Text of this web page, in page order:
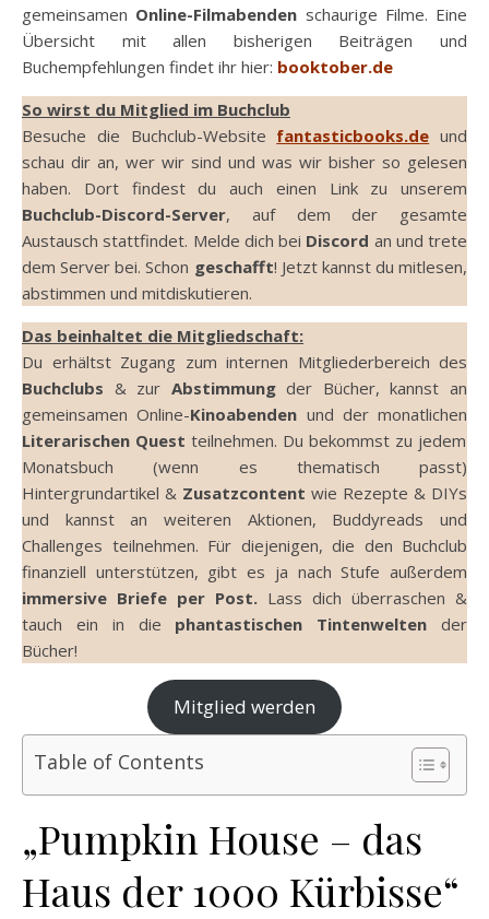
gemeinsamen Online-Filmabenden schaurige Filme. Eine
Übersicht mit allen bisherigen Beiträgen und
Buchempfehlungen findet ihr hier: booktober.de
So wirst du Mitglied im Buchclub
Besuche die Buchclub-Website fantasticbooks.de und
schau dir an, wer wir sind und was wir bisher so gelesen
haben. Dort findest du auch einen Link zu unserem
Buchclub-Discord-Server, auf dem der gesamte
Austausch stattfindet. Melde dich bei Discord an und trete
dem Server bei. Schon geschafft! Jetzt kannst du mitlesen,
abstimmen und mitdiskutieren.
Das beinhaltet die Mitgliedschaft:
Du erhältst Zugang zum internen Mitgliederbereich des
Buchclubs & zur Abstimmungder Bücher, kannst an
gemeinsamen Online-Kinoabenden und der monatlichen
Literarischen Quest teilnehmen. Du bekommst zu jedem
Monatsbuch (wenn es thematisch passt)
Hintergrundartikel & Zusatzcontent wie Rezepte & DIYs
und kannst an weiteren Aktionen, Buddyreads und
Challenges teilnehmen. Für diejenigen, die den Buchclub
finanziell unterstützen, gibt es ja nach Stufe außerdem
immersive Briefe per Post. Lass dich überraschen &
tauch ein in die phantastischen Tintenwelten der
Bücher!
Mitglied werden
Table of Contents
„Pumpkin House – das
Haus der 1000 Kürbisse“